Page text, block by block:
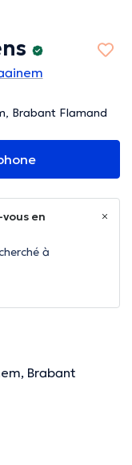
Brabant Flamand
en
à
Brabant